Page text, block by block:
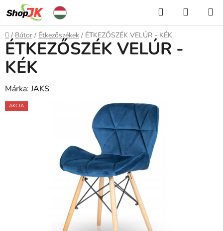
Ugrás
fő
tartalomhoz
KeresésKOSÁR
Kezdőlap
/ Bútor / Étkezőszékek / ÉTKEZŐSZÉK VELÚR - KÉK
ÉTKEZŐSZÉK VELÚR -
KÉK
Márka:JAKS
AKCIA